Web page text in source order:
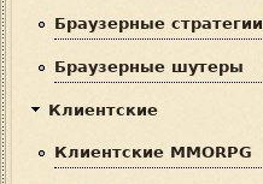
Браузерные стратегии
Браузерные шутеры
Клиентские
Клиентские MMORPG